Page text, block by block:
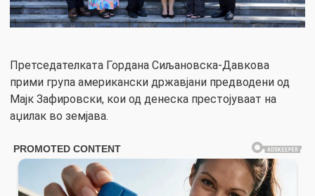
Претседателката Гордана Сиљановска-Давкова
прими група американски државјани предводени од
Мајк Зафировски, кои од денеска престојуваат на
аџилак во земјава.